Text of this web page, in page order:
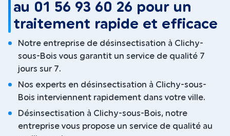
au 01 56 93 60 26 pour un
traitement rapide et efficace
Notre entreprise de désinsectisation à Clichy-
sous-Bois vous garantit un service de qualité 7
jours sur 7.
Nos experts en désinsectisation à Clichy-sous-
Bois interviennent rapidement dans votre ville.
Désinsectisation à Clichy-sous-Bois, notre
entreprise vous propose un service de qualité au